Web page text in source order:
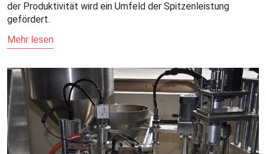
der Produktivität wird ein Umfeld der Spitzenleistung
gefördert.
Mehr lesen